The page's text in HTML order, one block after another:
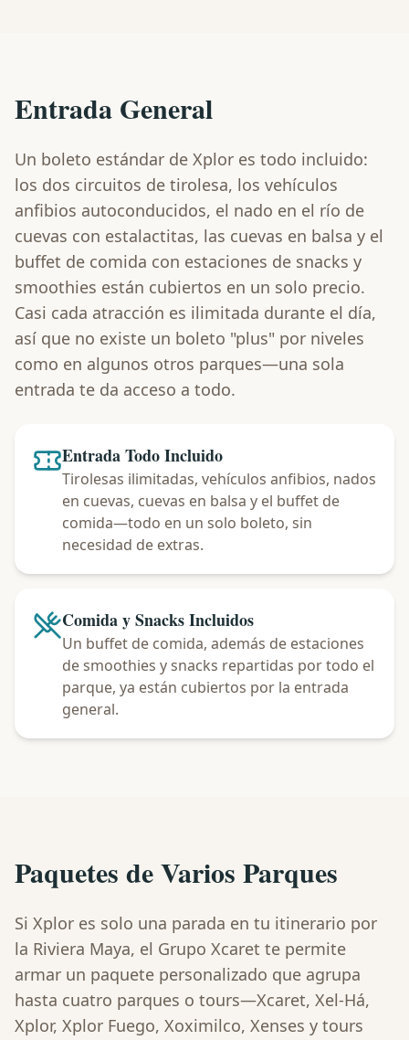
Entrada General
Un boleto estándar de Xplor es todo incluido:
los dos circuitos de tirolesa, los vehículos
anfibios autoconducidos, el nado en el río de
cuevas con estalactitas, las cuevas en balsa y el
buffet de comida con estaciones de snacks y
smoothies están cubiertos en un solo precio.
Casi cada atracción es ilimitada durante el día,
así que no existe un boleto "plus" por niveles
como en algunos otros parques—una sola
entrada te da acceso a todo.
Entrada Todo Incluido
Tirolesas ilimitadas, vehículos anfibios, nados
en cuevas, cuevas en balsa y el buffet de
comida—todo en un solo boleto, sin
necesidad de extras.
Comida y Snacks Incluidos
Un buffet de comida, además de estaciones
de smoothies y snacks repartidas por todo el
parque, ya están cubiertos por la entrada
general.
Paquetes de Varios Parques
Si Xplor es solo una parada en tu itinerario por
la Riviera Maya, el Grupo Xcaret te permite
armar un paquete personalizado que agrupa
hasta cuatro parques o tours—Xcaret, Xel-Há,
Xplor, Xplor Fuego, Xoximilco, Xenses y tours